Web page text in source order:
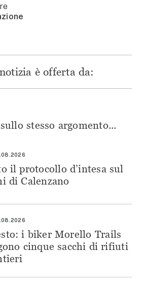
è offerta da:
stesso argomento...
il protocollo d’intesa sul
di Calenzano
i biker Morello Trails
cinque sacchi di rifiuti